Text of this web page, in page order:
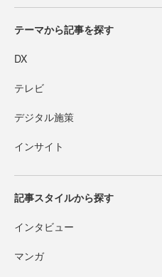
テーマから記事を探す
DX
テレビ
デジタル施策
インサイト
記事スタイルから探す
インタビュー
マンガ